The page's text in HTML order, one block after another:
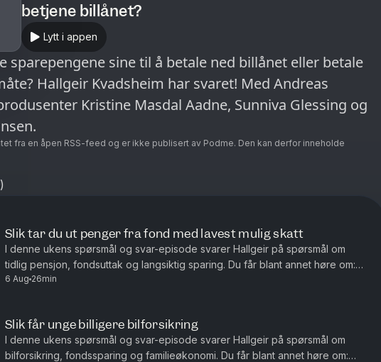
betjene billånet?
Lytt i appen
sparepengene sine til å betale ned billånet eller betale
Hallgeir Kvadsheim har svaret! Med Andreas
Kristine Masdal Aadne, Sunniva Glessing og
fra en åpen RSS-feed og er ikke publisert av Podme. Den kan derfor inneholde
)
Slik tar du ut penger fra fond med lavest mulig skatt
I denne ukens spørsmål og svar-episode svarer Hallgeir på spørsmål om
tidlig pensjon, fondsuttak og langsiktig sparing. Du får blant annet høre om:
Hvor mye du kan ta ut fra en stor fondsportefølje hv...
6 Aug 26min
Slik får unge billigere bilforsikring
I denne ukens spørsmål og svar-episode svarer Hallgeir på spørsmål om
bilforsikring, fondssparing og familieøkonomi. Du får blant annet høre om: